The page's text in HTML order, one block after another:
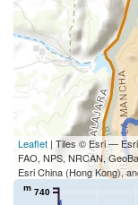
Leaflet | Tiles © Esri —
FAO, NPS, NRCAN,
Esri China (Hong Kong),
740
m